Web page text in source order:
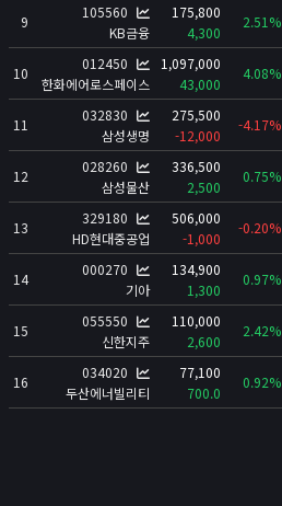
레퍼럴 수익 계산기
시가총액
₿
크립토
코스피
귀금속 포함 시가총액
포트폴리오
연봉계산기
로또
검색 엔진 최적화
게임
9
105560
KB금융
175,800
4,300
2.51%
10
012450
한화에어로스페이스
1,097,000
43,000
4.08%
11
032830
삼성생명
275,500
-12,000
-4.17%
12
028260
삼성물산
336,500
2,500
0.75%
13
329180
HD현대중공업
506,000
-1,000
-0.20%
14
000270
기아
134,900
1,300
0.97%
15
055550
신한지주
110,000
2,600
2.42%
16
034020
두산에너빌리티
77,100
700.0
0.92%